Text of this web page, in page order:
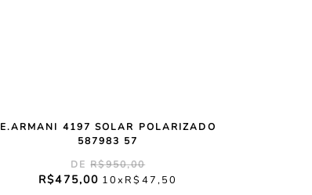
E.ARMANI 4197 SOLAR POLARIZADO
587983 57
R$950,00
R$475,00 10 R$ 47,50